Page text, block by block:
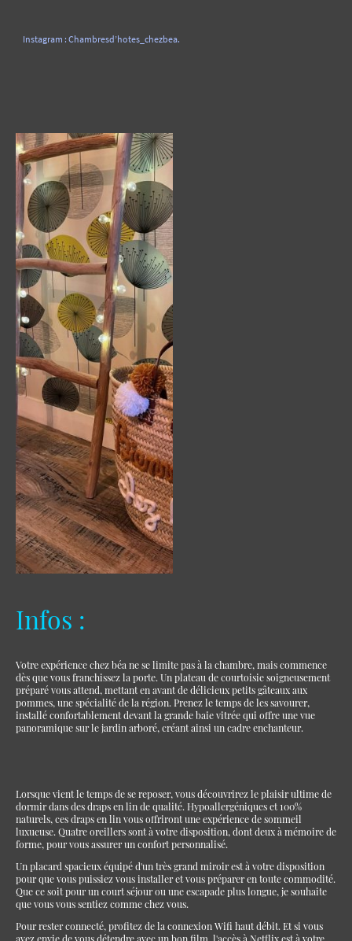
Instagram : Chambresd’hotes_chezbea.
Infos :
Votre expérience chez béa ne se limite pas à la chambre, mais commence
dès que vous franchissez la porte. Un plateau de courtoisie soigneusement
préparé vous attend, mettant en avant de délicieux petits gâteaux aux
pommes, une spécialité de la région. Prenez le temps de les savourer,
installé confortablement devant la grande baie vitrée qui offre une vue
panoramique sur le jardin arboré, créant ainsi un cadre enchanteur.
Lorsque vient le temps de se reposer, vous découvrirez le plaisir ultime de
dormir dans des draps en lin de qualité. Hypoallergéniques et 100%
naturels, ces draps en lin vous offriront une expérience de sommeil
luxueuse. Quatre oreillers sont à votre disposition, dont deux à mémoire de
forme, pour vous assurer un confort personnalisé.
Un placard spacieux équipé d'un très grand miroir est à votre disposition
pour que vous puissiez vous installer et vous préparer en toute commodité.
Que ce soit pour un court séjour ou une escapade plus longue, je souhaite
que vous vous sentiez comme chez vous.
Pour rester connecté, profitez de la connexion Wifi haut débit. Et si vous